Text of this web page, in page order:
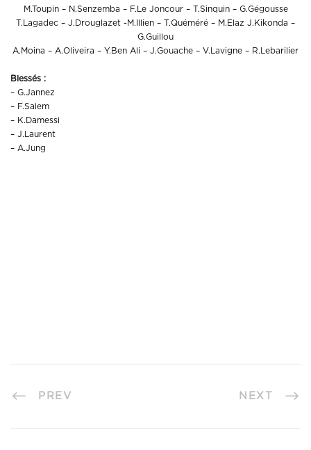
M.Toupin – N.Senzemba – F.Le Joncour – T.Sinquin – G.Gégousse
T.Lagadec – J.Drouglazet -M.Illien – T.Quéméré – M.Elaz J.Kikonda –
G.Guillou
A.Moina – A.Oliveira – Y.Ben Ali – J.Gouache – V.Lavigne – R.Lebarilier
Blessés :
– G.Jannez
– F.Salem
– K.Damessi
– J.Laurent
– A.Jung
PREV NEXT